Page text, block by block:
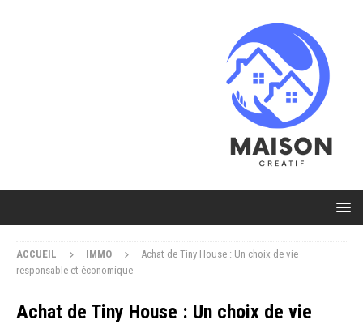
ACCUEIL IMMO
Achat de Tiny House : Un choix de vie
responsable et économique
Achat de Tiny House : Un choix de vie